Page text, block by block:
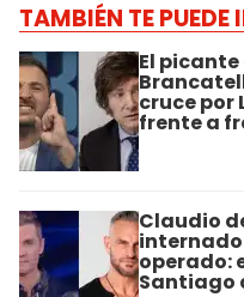
TAMBIÉN TE PUEDE
El
cruce por
frente a
Claudio
internado
operado:
Santiago